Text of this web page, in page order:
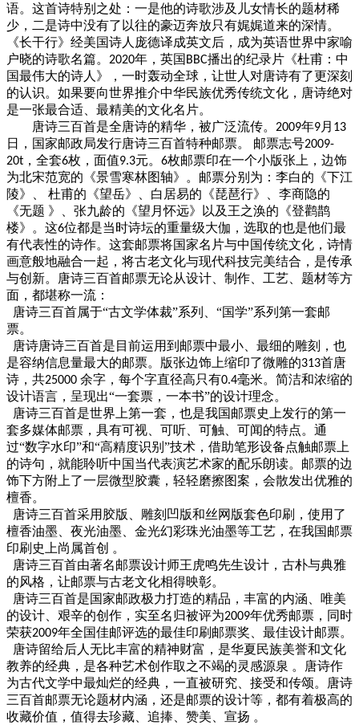
语。这首诗特别之处：一是他的诗歌涉及儿女情长的题材稀
少，二是诗中没有了以往的豪迈奔放只有娓娓道来的深情。
《长干行》经美国诗人庞德译成英文后，成为英语世界中家喻
户晓的诗歌名篇。 2020年，英国 BBC播出的纪录片《杜甫：中
国最伟大的诗人》，一时轰动全球，让世人对唐诗有了更深刻
的认识。如果要向世界推介中华民族优秀传统文化，唐诗绝对
是一张最合适、最精美的文化名片。
唐诗三百首是全唐诗的精华，被广泛流传。 2009年9月 13
日，国家邮政局发行唐诗三百首特种邮票。 邮票志号2009-
20t ，全套6枚，面值9.3元。 6枚邮票印在一个小版张上，边饰
为北宋范宽的《景雪寒林图轴》。邮票分别为：李白的《下江
陵》、 杜甫的《望岳》、白居易的《琵琶行》、李商隐的
《无题 》、张九龄的《望月怀远》以及王之涣的《登鹳鹊
楼》。这6位都是当时诗坛的重量级大伽，选取的也是他们最
有代表性的诗作。这套邮票将国家名片与中国传统文化，诗情
画意般地融合一起，将古老文化与现代科技完美结合，是传承
与创新。唐诗三百首邮票无论从设计、制作、工艺、题材等方
面，都堪称一流：
唐诗三百首属于“古文学体裁”系列、“国学”系列第一套邮
票。
唐诗唐诗三百首是目前运用到邮票中最小、最细的雕刻，也
是容纳信息量最大的邮票。版张边饰上缩印了微雕的313首唐
诗，共25000 余字，每个字直径高只有0.4毫米。简洁和浓缩的
设计语言，呈现出“一套票，一本书”的设计理念。
唐诗三百首是世界上第一套，也是我国邮票史上发行的第一
套多媒体邮票，具有可视、可听、可触、可闻的特点。通
过“数字水印”和“高精度识别”技术，借助笔形设备点触邮票上
的诗句，就能聆听中国当代表演艺术家的配乐朗读。邮票的边
饰下方附上了一层微型胶囊，轻轻磨擦图案，会散发出优雅的
檀香。
唐诗三百首采用胶版、雕刻凹版和丝网版套色印刷，使用了
檀香油墨、夜光油墨、金光幻彩珠光油墨等工艺，在我国邮票
印刷史上尚属首创 。
唐诗三百首由著名邮票设计师王虎鸣先生设计，古朴与典雅
的风格，让邮票与古老文化相得映彰。
唐诗三百首是国家邮政极力打造的精品，丰富的内涵、唯美
的设计、艰辛的创作，实至名归被评为2009年优秀邮票，同时
荣获2009年全国佳邮评选的最佳印刷邮票奖、最佳设计邮票。
唐诗留给后人无比丰富的精神财富，是华夏民族美誉和文化
教养的经典，是各种艺术创作取之不竭的灵感源泉 。唐诗作
为古代文学中最灿烂的经典，一直被研究、接受和传颂。唐诗
三百首邮票无论题材内涵，还是邮票的设计等，都有着极高的
收藏价值，值得去珍藏、追捧、赞美、宣扬 。